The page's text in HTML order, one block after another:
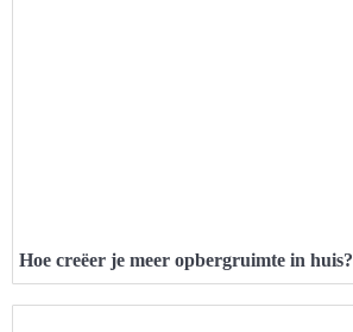
Hoe creëer je meer opbergruimte in huis?